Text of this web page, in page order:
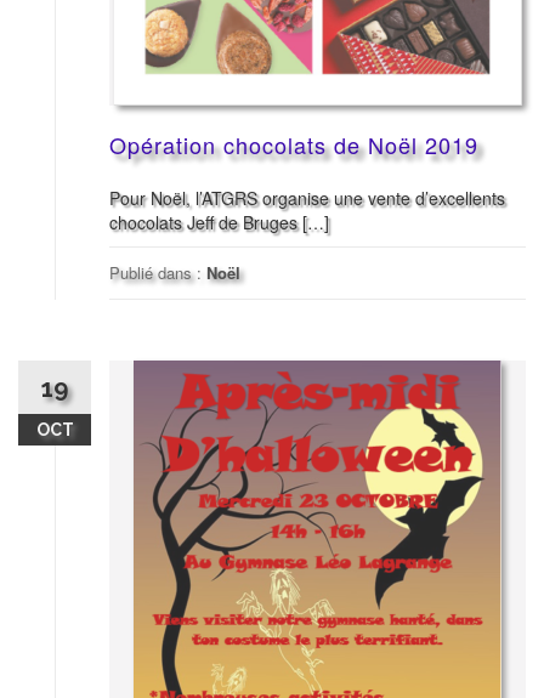
Opération chocolats de Noël 2019
Pour Noël, l’ATGRS organise une vente d’excellents
chocolats Jeff de Bruges […]
Publié dans : Noël
19
OCT